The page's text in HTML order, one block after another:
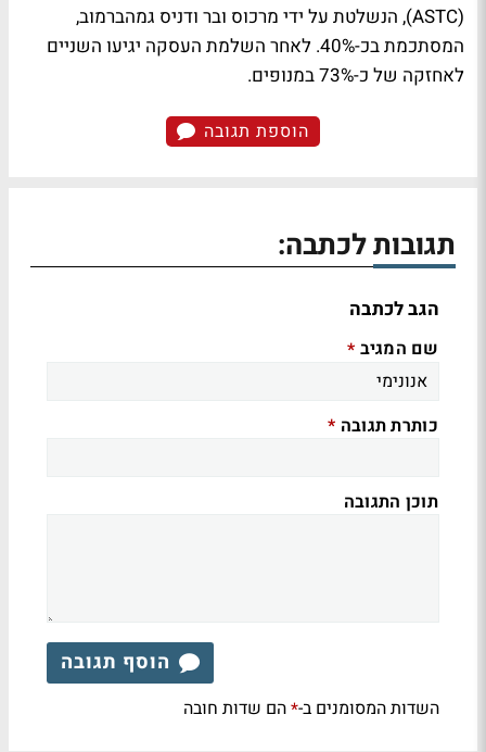
(ASTC), הנשלטת על ידי מרכוס ובר ודניס גמהברמוב,
המסתכמת בכ-40%. לאחר השלמת העסקה יגיעו השניים
לאחזקה של כ-73% במנופים.
הוספת תגובה
תגובות לכתבה:
הגב לכתבה
שם המגיב *
כותרת תגובה *
תוכן התגובה
הוסף תגובה
השדות המסומנים ב-*הם שדות חובה